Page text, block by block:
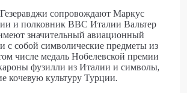
сопровождают Маркус
и полковник ВВС Италии Вальтер
значительный авиационный
с собой символические предметы из
числе медаль Нобелевской премии
фузилли из Италии и символы,
кочевую культуру Турции.